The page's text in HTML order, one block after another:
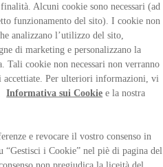
Alcuni cookie sono necessari (ad
funzionamento del sito). I cookie non
analizzano l’utilizzo del sito,
di marketing e personalizzano la
Tali cookie non necessari non verranno
accettiate. Per ulteriori informazioni, vi
Informativa sui Cookie e la nostra
e revocare il vostro consenso in
“Gestisci i Cookie” nel piè di pagina del
non pregiudica la liceità del